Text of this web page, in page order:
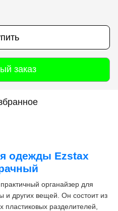
заказ
одежды Ezstax
органайзер для
и других вещей. Он состоит из
пластиковых разделителей,